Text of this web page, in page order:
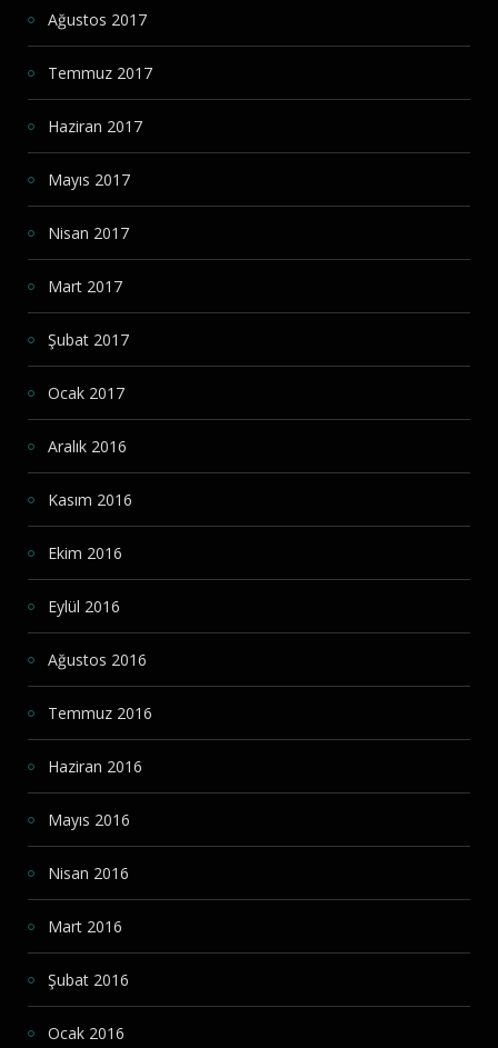
Ağustos 2017
Temmuz 2017
Haziran 2017
Mayıs 2017
Nisan 2017
Mart 2017
Şubat 2017
Ocak 2017
Aralık 2016
Kasım 2016
Ekim 2016
Eylül 2016
Ağustos 2016
Temmuz 2016
Haziran 2016
Mayıs 2016
Nisan 2016
Mart 2016
Şubat 2016
Ocak 2016